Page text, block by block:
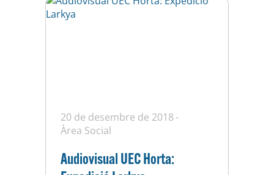
20 de desembre de 2018
Àrea Social
Audiovisual UEC Horta: